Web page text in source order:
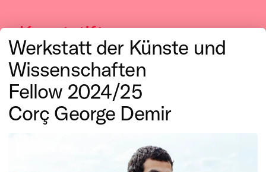
Kunststiftung
NRW
Werkstatt der Künste und
Wissenschaften
Fellow 2024/25
Corç George Demir
Performing Arts